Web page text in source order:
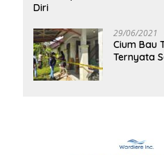
Diri
29/06/2021
Cium Bau
Ternyata